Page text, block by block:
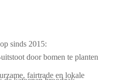
sinds 2015:
door bomen te planten
fairtrade en lokale